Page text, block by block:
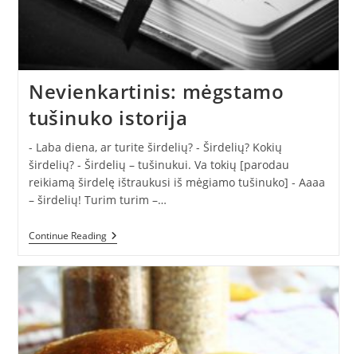
Nevienkartinis: mėgstamo
tušinuko istorija
- Laba diena, ar turite širdelių? - Širdelių? Kokių
širdelių? - Širdelių – tušinukui. Va tokių [parodau
reikiamą širdelę ištraukusi iš mėgiamo tušinuko] - Aaaa
– širdelių! Turim turim –…
Continue ReadingNevienkartinis:
Mėgstamo
Istorija